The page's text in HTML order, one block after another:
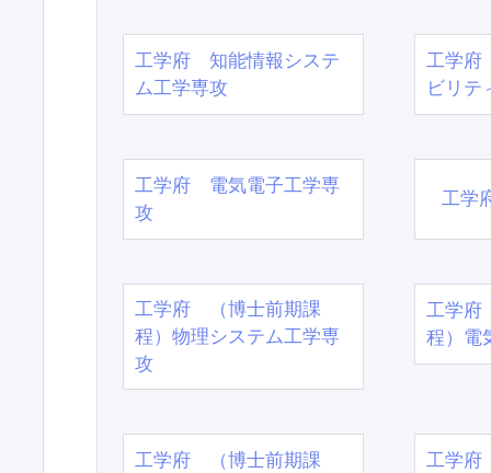
工学府 知能情報システ
ム工学専攻
工学府
ビリテ
工学府 電気電子工学専
攻
工学
工学府 （博士前期課
程）物理システム工学専
攻
工学
程）電
工学府 （博士前期課
工学